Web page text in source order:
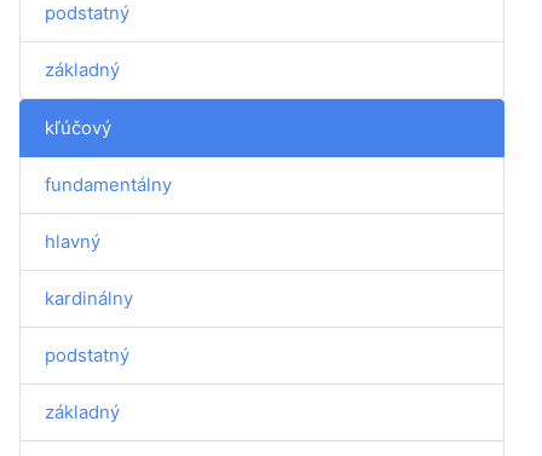
podstatný
základný
kľúčový
fundamentálny
hlavný
kardinálny
podstatný
základný